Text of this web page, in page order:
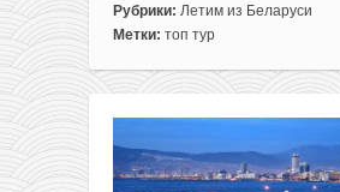
записи
Прямые
море
в
Рубрики: Летим из Беларуси
Метки: топ тур